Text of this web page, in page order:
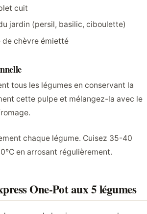
cuit
jardin (persil, basilic, ciboulette)
de chèvre émietté
tous les légumes en conservant la
cette pulpe et mélangez-la avec le
chaque légume. Cuisez 35-40
en arrosant régulièrement.
One-Pot aux 5 légumes